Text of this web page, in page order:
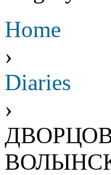
Home
›
Diaries
›